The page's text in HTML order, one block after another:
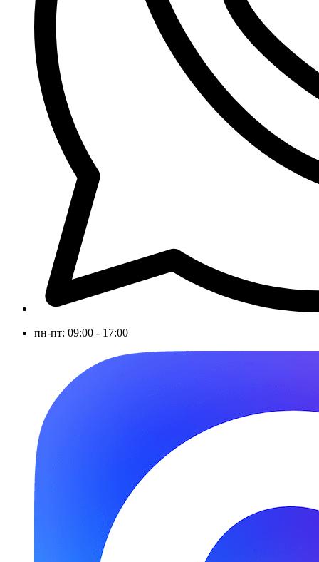
пн-пт: 09:00 - 17:00